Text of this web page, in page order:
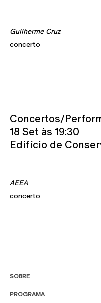
SOBRE
PROGRAMA
Guilherme Cruz
concerto
Concertos/
18 Set às 19:30
Edifício de
AEEA
concerto